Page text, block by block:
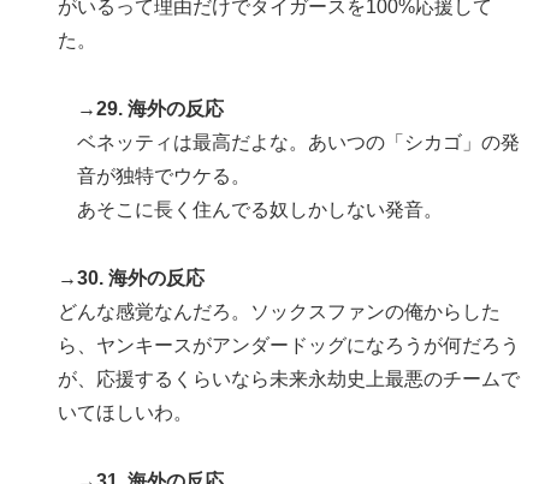
がいるって理由だけでタイガースを100%応援して
た。
→29. 海外の反応
ベネッティは最高だよな。あいつの「シカゴ」の発
音が独特でウケる。
あそこに長く住んでる奴しかしない発音。
→30. 海外の反応
どんな感覚なんだろ。ソックスファンの俺からした
ら、ヤンキースがアンダードッグになろうが何だろう
が、応援するくらいなら未来永劫史上最悪のチームで
いてほしいわ。